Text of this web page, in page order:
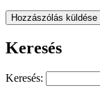
Keresés
Keresés: